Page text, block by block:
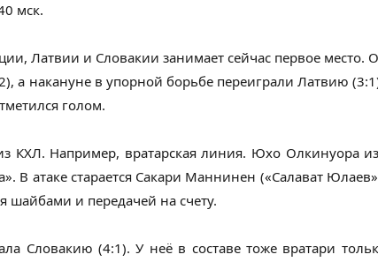
мск.
Латвии и Словакии занимает сейчас первое место.
а накануне в упорной борьбе переиграли Латвию
голом.
КХЛ. Например, вратарская линия. Юхо Олкинуора
В атаке старается Сакари Маннинен («Салават
шайбами и передачей на счету.
Словакию (4:1). У неё в составе тоже вратари